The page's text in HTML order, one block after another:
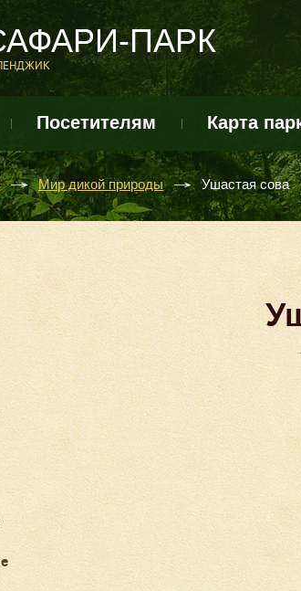
ПАРК
Посетителям Карта
Мир дикой природы Ушастая сова